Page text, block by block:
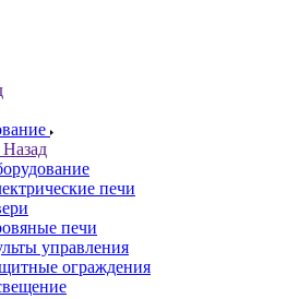
Назад
печи
печи
управления
ограждения